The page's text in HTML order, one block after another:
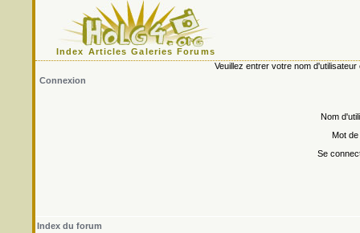
Index Articles Galeries Forums
Veuillez entrer votre nom
Connexion
Nom
Mot
Se
Index du forum